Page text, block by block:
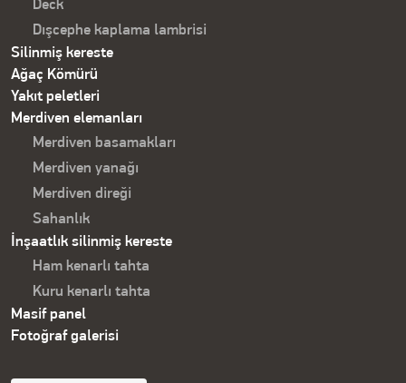
Deck
Dışcephe kaplama lambrisi
Silinmiş kereste
Ağaç Kömürü
Yakıt peletleri
Merdiven elemanları
Merdiven basamakları
Merdiven yanağı
Merdiven direği
Sahanlık
İnşaatlık silinmiş kereste
Ham kenarlı tahta
Kuru kenarlı tahta
Masif panel
Fotoğraf galerisi